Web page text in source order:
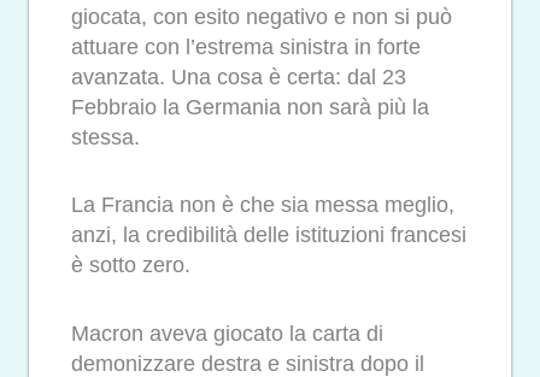
giocata, con esito negativo e non si può
attuare con l’estrema sinistra in forte
avanzata. Una cosa è certa: dal 23
Febbraio la Germania non sarà più la
stessa.
La Francia non è che sia messa meglio,
anzi, la credibilità delle istituzioni francesi
è sotto zero.
Macron aveva giocato la carta di
demonizzare destra e sinistra dopo il